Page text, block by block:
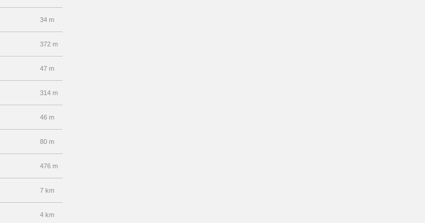
34 m
372 m
47 m
314 m
46 m
80 m
476 m
7 km
4 km